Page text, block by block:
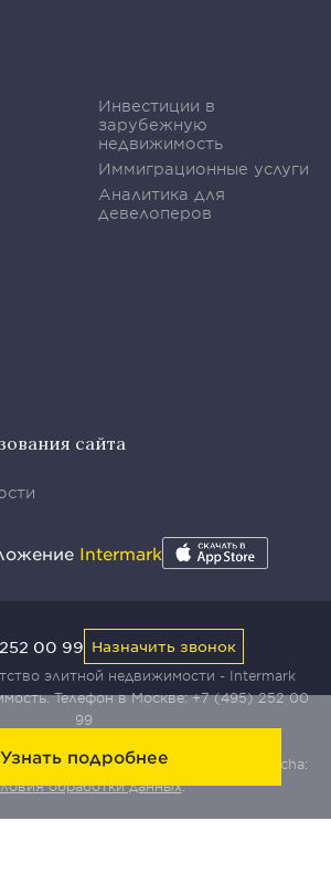
Узнать подробнее
Инвестиции в
зарубежную
недвижимость
Иммиграционные услуги
Аналитика для
девелоперов
сайта
Intermark
элитной недвижимости - Intermark
Телефон в Москве:+7 (495) 252 00
99
помощью сервиса Yandex SmartCaptcha:
обработки данных.
00 99 Назначить звонок